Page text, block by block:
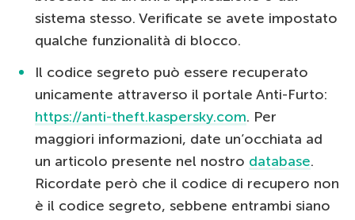
sistema stesso. Verificate se avete impostato
qualche funzionalità di blocco.
Il codice segreto può essere recuperato
unicamente attraverso il portale Anti-Furto:
https://anti-theft.kaspersky.com. Per
maggiori informazioni, date un’occhiata ad
un articolo presente nel nostro database.
Ricordate però che il codice di recupero non
è il codice segreto, sebbene entrambi siano